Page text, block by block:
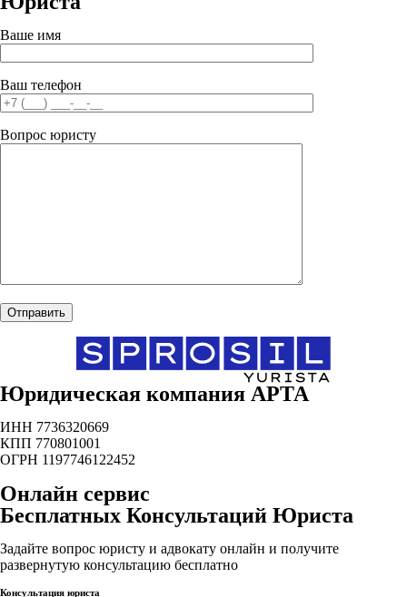
Ваше имя
Ваш телефон
Вопрос юристу
Юридическая компания АРТА
ИНН 7736320669
КПП 770801001
ОГРН 1197746122452
Онлайн сервис
Бесплатных Консультаций Юриста
Задайте вопрос юристу и адвокату онлайн и получите
развернутую консультацию бесплатно
Консультация юриста